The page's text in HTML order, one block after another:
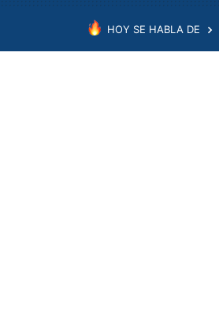
HOY SE HABLA DE